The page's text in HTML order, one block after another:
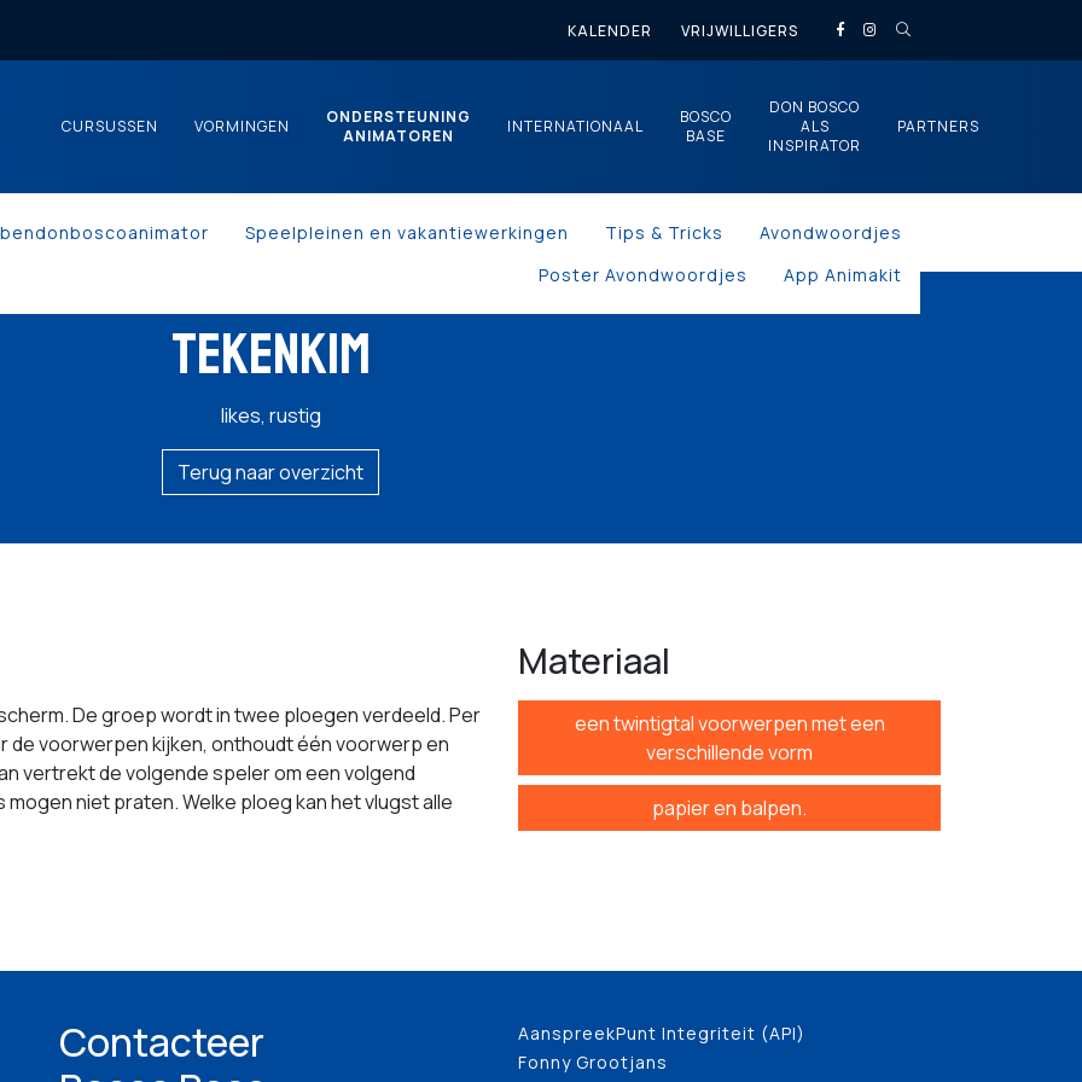
KALENDER VRIJWILLIGERS
CURSUSSEN VORMINGEN
ONDERSTEUNING
ANIMATOREN
Speelpleinen en vakantiewerkingen Tips & Tricks
Avondwoordjes
Poster Avondwoordjes
App Animakit
INTERNATIONAAL
BOSCO
BASE
DON BOSCO
ALS
INSPIRATOR
PARTNERS
TEKENKIM
likes, rustig
Terug naar overzicht
De groep wordt in twee ploegen verdeeld. Per
voorwerpen kijken, onthoudt één voorwerp en
vertrekt de volgende speler om een volgend
niet praten. Welke ploeg kan het vlugst alle
Materiaal
een twintigtal voorwerpen met een
verschillende vorm
papier en balpen.
Contacteer
AanspreekPunt Integriteit (API)
Fonny Grootjans